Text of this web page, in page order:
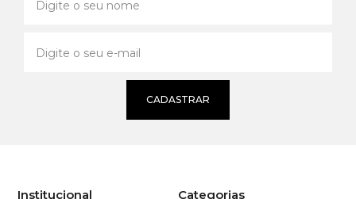
CADASTRAR
Institucional Categorias